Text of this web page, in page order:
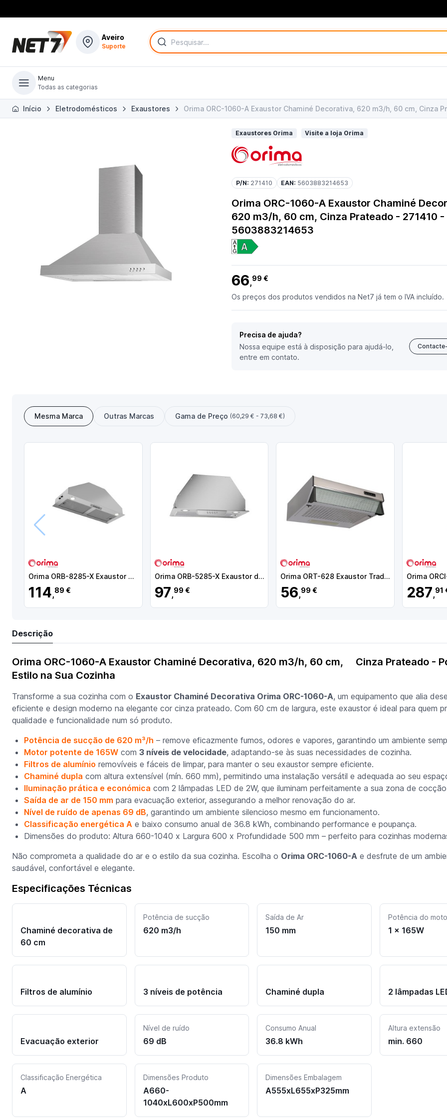
Aveiro
Suporte
Menu
Todas as categorias
Todas as categorias
Início Eletrodomésticos Exaustores Orima ORC-1060-A Exaustor Chaminé Decorativa, 620 m3/h, 60 cm, Cinza
Exaustores Orima Visite a loja Orima
P/N: 271410 EAN: 5603883214653
Orima ORC-1060-A Exaustor Chaminé
620 m3/h, 60 cm, Cinza Prateado - 271410 -
5603883214653
66,99 €
Os preços dos produtos vendidos na Net7 já tem o IVA incluído.
Precisa de ajuda?
Nossa equipe está à disposição para ajudá-lo,
entre em contato.
Mesma Marca Outras Marcas Gama de Preço (60,29 € - 73,68 €)
Anterior
Orima ORB-8285-X Exaustor de Encastre, 850 m3/h, 82 cm, Inox - 271380 - 5603883212963
114,89 €
Orima ORB-5285-X Exaustor de Encastre, 850 m3/h, 60 cm, Inox - 271379 - 5603883212956
97,99 €
Orima ORT-628 Exaustor Tradicional de Parede, 240 m3/h, 60 cm, Inox - 271376 - 5603883212925
56,99 € 287,91
Descrição
Orima ORC-1060-A Exaustor Chaminé Decorativa, 620 m3/h, 60 cm, Cinza Prateado -
Estilo na Sua Cozinha
Transforme a sua cozinha com o Exaustor Chaminé Decorativa Orima ORC-1060-A, um equipamento que alia
eficiente e design moderno na elegante cor cinza prateado. Com 60 cm de largura, este exaustor é ideal para quem
qualidade e funcionalidade num só produto.
Potência de sucção de 620 m³/h – remove eficazmente fumos, odores e vapores, garantindo um ambiente
Motor potente de 165W com 3 níveis de velocidade, adaptando-se às suas necessidades de cozinha.
Filtros de alumínio removíveis e fáceis de limpar, para manter o seu exaustor sempre eficiente.
Chaminé dupla com altura extensível (mín. 660 mm), permitindo uma instalação versátil e adequada ao seu
Iluminação prática e económica com 2 lâmpadas LED de 2W, que iluminam perfeitamente a sua zona de
Saída de ar de 150 mm para evacuação exterior, assegurando a melhor renovação do ar.
Nível de ruído de apenas 69 dB, garantindo um ambiente silencioso mesmo em funcionamento.
Classificação energética A e baixo consumo anual de 36.8 kWh, combinando performance e poupança.
Dimensões do produto: Altura 660-1040 x Largura 600 x Profundidade 500 mm – perfeito para cozinhas
Não comprometa a qualidade do ar e o estilo da sua cozinha. Escolha o Orima ORC-1060-A e desfrute de um
saudável, confortável e elegante.
Especificações Técnicas
Chaminé decorativa de
60 cm
Potência de sucção
620 m3/h
Saída de Ar
150 mm
Potência do
1 x 165W
Filtros de alumínio 3 níveis de potência Chaminé dupla 2 lâmpadas
Evacuação exterior
Nível de ruído
69 dB
Consumo Anual
36.8 kWh
Altura extensão
min. 660
Classificação Energética
A
Dimensões Produto
A660-
1040xL600xP500mm
Dimensões Embalagem
A555xL655xP325mm